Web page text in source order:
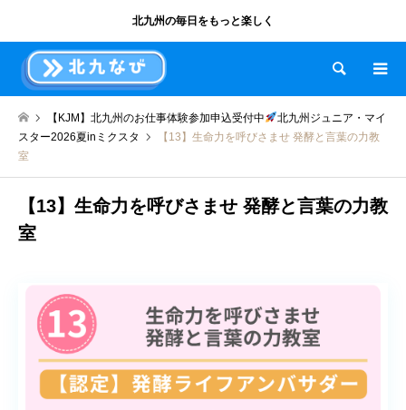
北九州の毎日をもっと楽しく
検索
【KJM】北九州のお仕事体験参加申込受付中
北九州ジュニア・マイ
スター2026夏inミクスタ
【13】生命力を呼びさませ 発酵と言葉の力教
室
【13】生命力を呼びさませ 発酵と言葉の力教
室